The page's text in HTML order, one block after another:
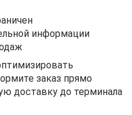
информации
заказ прямо
доставку до терминала